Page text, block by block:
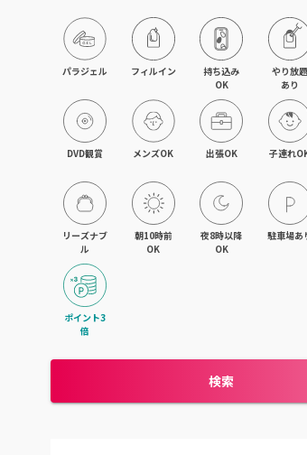
パラジェル フィルイン
持ち込み
OK
やり放題
あり
DVD観賞 メンズOK 出張OK 子連れ
リーズナブ
ル
朝10時前
OK
夜8時以降
OK
駐車場あ
ポイント3
倍
検索